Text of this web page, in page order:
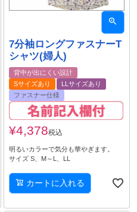
7分袖ロングファスナーT
シャツ(婦人)
背中が出にくい設計
Sサイズあり
LLサイズあり
ファスナー仕様
¥4,378税込
明るいカラーで気分も華やぎます。
サイズ S、M～L、LL
カートに入れる